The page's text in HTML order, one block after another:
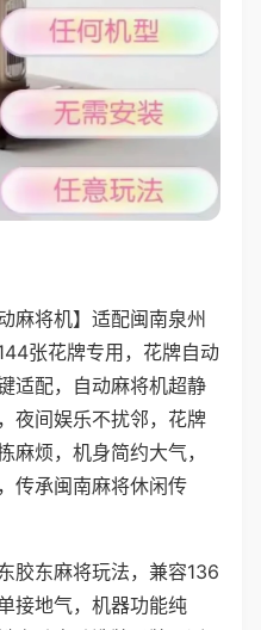
麻将机】适配闽南泉州
张花牌专用，花牌自动
适配，自动麻将机超静
夜间娱乐不扰邻，花牌
麻烦，机身简约大气，
传承闽南麻将休闲传
胶东麻将玩法，兼容136
接地气，机器功能纯